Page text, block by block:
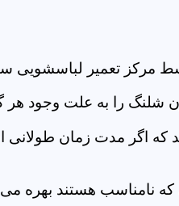
مرکز تعمیر
شلنگ را به علت وجود هر
اگر مدت زمان طولانی
که نامناسب هستند